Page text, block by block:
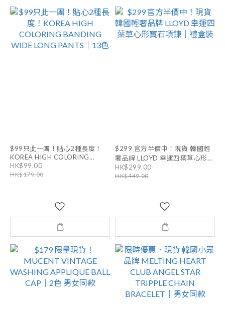
$99只此一團！貼心2種長度！
KOREA HIGH COLORING
BANDING WIDE LONG PANTS
｜13色
HK$99.00
HK$179.00
$299 官方半價中！現貨 韓國輕
奢品牌 LLOYD 幸運四葉草心形寶
石項鍊｜禮盒裝
HK$299.00
HK$449.00